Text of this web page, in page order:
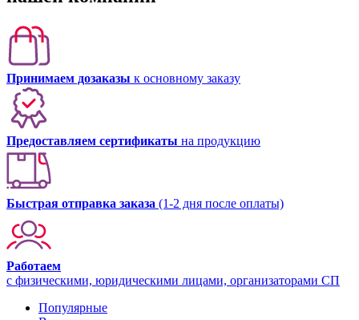
Принимаем дозаказы к основному заказу
Предоставляем сертификаты на продукцию
Быстрая отправка заказа (1-2 дня после оплаты)
Работаем
с физическими, юридическими лицами, организаторами СП
Популярные